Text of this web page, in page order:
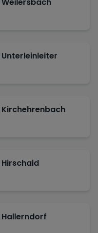
Unterleinleiter
Kirchehrenbach
Hirschaid
Hallerndorf